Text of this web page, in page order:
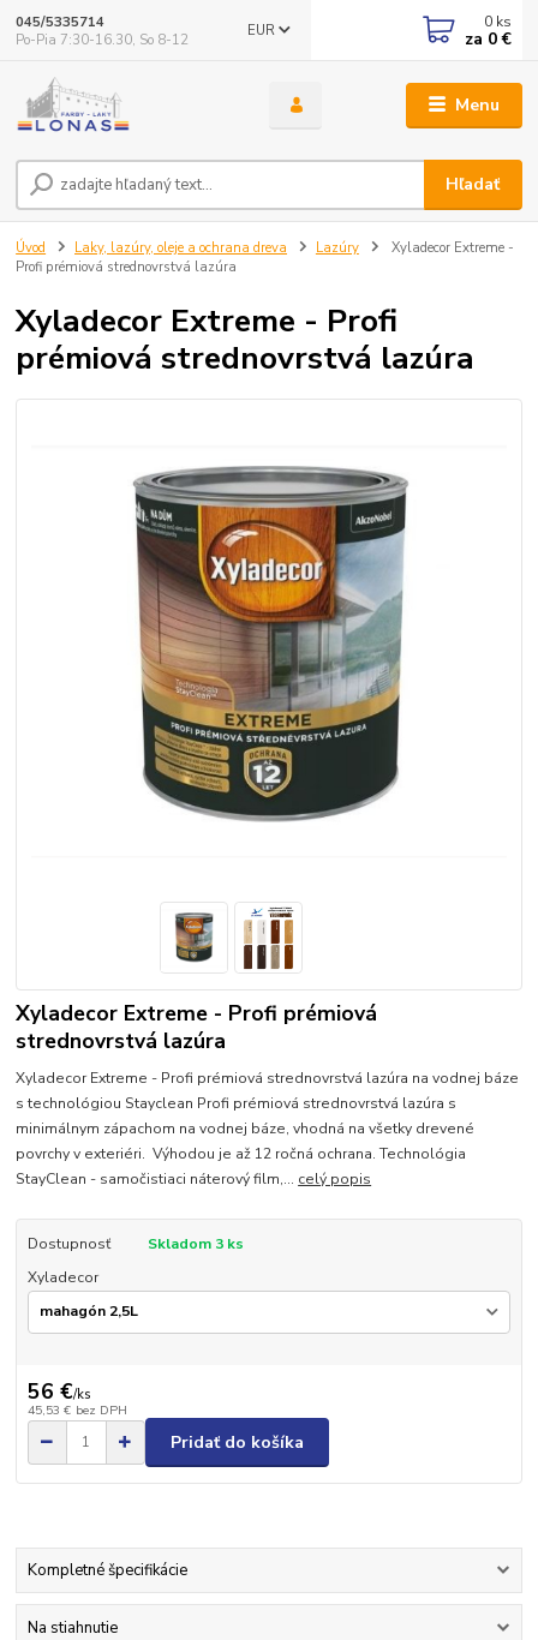
Menu
EUR
Hľadať
045/5335714
Po-Pia 7:30-16.30, So 8-12
0 ks
za 0 €
Úvod Laky, lazúry, oleje a ochrana dreva Lazúry
Xyladecor Extreme -
Profi prémiová strednovrstvá lazúra
Xyladecor Extreme - Profi
prémiová strednovrstvá lazúra
Xyladecor Extreme - Profi prémiová
strednovrstvá lazúra
Xyladecor Extreme - Profi prémiová strednovrstvá lazúra na vodnej báze
s technológiou Stayclean Profi prémiová strednovrstvá lazúra s
minimálnym zápachom na vodnej báze, vhodná na všetky drevené
povrchy v exteriéri. Výhodou je až 12 ročná ochrana. Technológia
StayClean - samočistiaci náterový film,... celý popis
Dostupnosť
Skladom 3 ks
Xyladecor
56 €/ks
45,53 € bez DPH
Pridať do košíka
Kompletné špecifikácie
Na stiahnutie